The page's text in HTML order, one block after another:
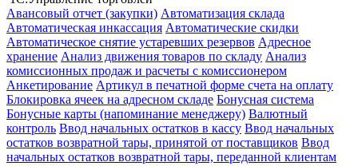
Авансовый отчет (закупки) Автоматизация склада
Автоматическая инкассация Автоматические скидки
Автоматическое снятие устаревших резервов Адресное
хранение Анализ движения товаров по складу Анализ
комиссионных продаж и расчеты с комиссионером
Анкетирование Артикул в печатной форме счета на оплату
Блокировка ячеек на адресном складе Бонусная система
Бонусные карты (напоминание менеджеру) Валютный
контроль Ввод начальных остатков в кассу Ввод начальных
остатков возвратной тары, принятой от поставщиков Ввод
начальных остатков возвратной тары, переданной клиентам